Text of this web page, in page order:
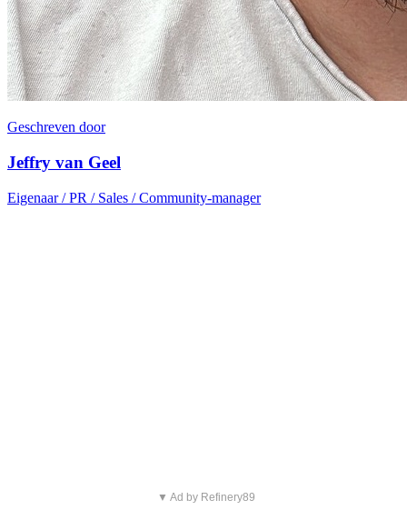
Geschreven door
Jeffry van Geel
Eigenaar / PR / Sales / Community-manager
▼ Ad by Refinery89